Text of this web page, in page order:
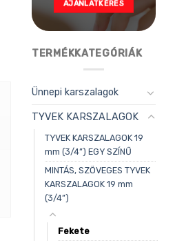
AJÁNLATKÉRÉS
TERMÉKKATEGÓRIÁK
Ünnepi karszalagok
TYVEK KARSZALAGOK
TYVEK KARSZALAGOK 19
mm (3/4”) EGY SZÍNŰ
MINTÁS, SZÖVEGES TYVEK
KARSZALAGOK 19 mm
(3/4”)
Fekete